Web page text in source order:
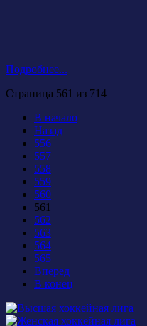
Подробнее...
Страница 561 из 714
В начало
Назад
556
557
558
559
560
561
562
563
564
565
Вперед
В конец